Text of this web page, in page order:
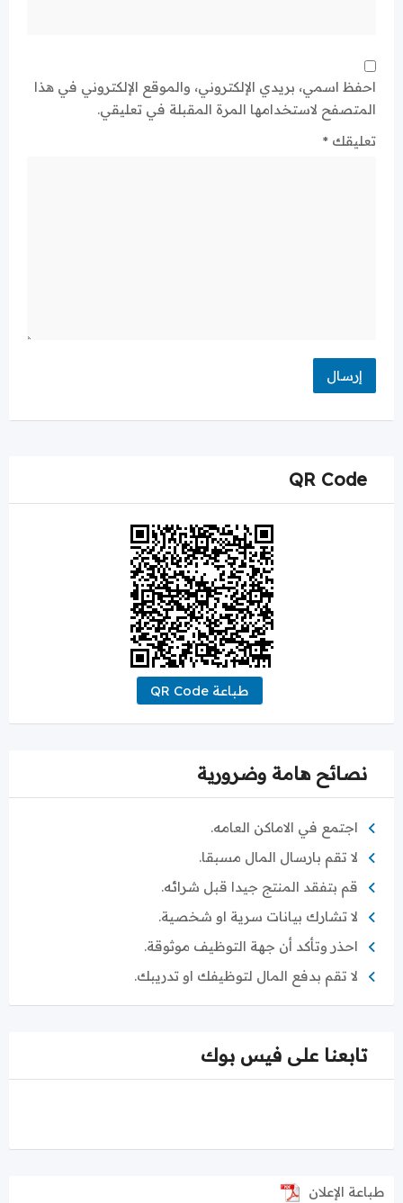
احفظ اسمي، بريدي الإلكتروني، والموقع الإلكتروني في هذا
المتصفح لاستخدامها المرة المقبلة في تعليقي.
تعليقك *
QR Code
طباعة QR Code
نصائح هامة وضرورية
اجتمع في الاماكن العامه.
لا تقم بارسال المال مسبقا.
قم بتفقد المنتج جيدا قبل شرائه.
لا تشارك بيانات سرية او شخصية.
احذر وتأكد أن جهة التوظيف موثوقة.
لا تقم بدفع المال لتوظيفك او تدريبك.
تابعنا على فيس بوك
طباعة الإعلان